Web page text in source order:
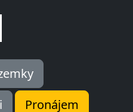
Pronájem